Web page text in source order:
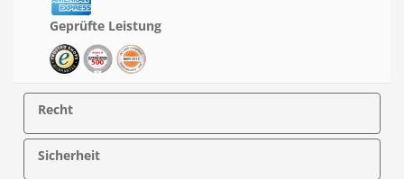
Geprüfte Leistung
Recht
Sicherheit